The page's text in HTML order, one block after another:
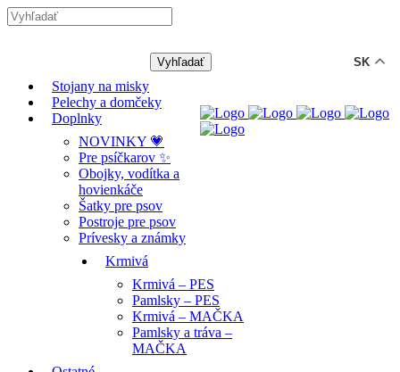
Stojany na misky
Pelechy a domčeky
Doplnky
NOVINKY 💗
Pre psíčkarov ✨
Obojky, vodítka a
hovienkáče
Šatky pre psov
Postroje pre psov
Prívesky a známky
Krmivá
Krmivá – PES
Pamlsky – PES
Krmivá – MAČKA
Pamlsky a tráva –
MAČKA
SK
-12% ZĽAVA s kódom "LETO12" ☀️